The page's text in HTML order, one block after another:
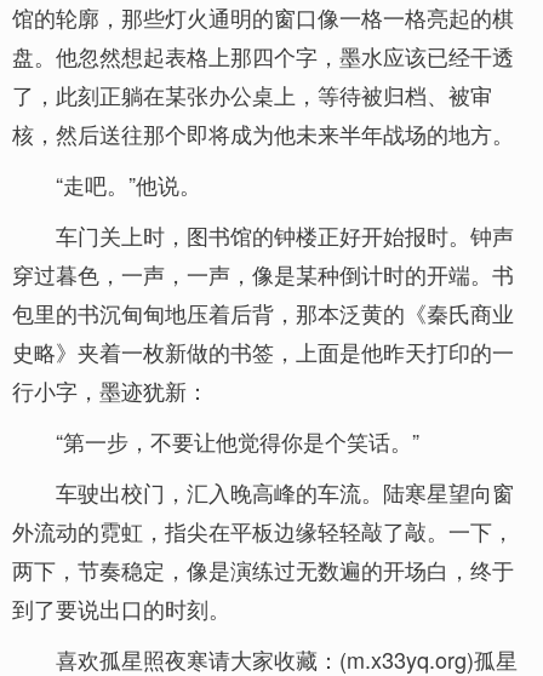
馆的轮廓，那些灯火通明的窗口像一格一格亮起的棋
盘。他忽然想起表格上那四个字，墨水应该已经干透
了，此刻正躺在某张办公桌上，等待被归档、被审
核，然后送往那个即将成为他未来半年战场的地方。
“走吧。”他说。
车门关上时，图书馆的钟楼正好开始报时。钟声
穿过暮色，一声，一声，像是某种倒计时的开端。书
包里的书沉甸甸地压着后背，那本泛黄的《秦氏商业
史略》夹着一枚新做的书签，上面是他昨天打印的一
行小字，墨迹犹新：
“第一步，不要让他觉得你是个笑话。”
车驶出校门，汇入晚高峰的车流。陆寒星望向窗
外流动的霓虹，指尖在平板边缘轻轻敲了敲。一下，
两下，节奏稳定，像是演练过无数遍的开场白，终于
到了要说出口的时刻。
喜欢孤星照夜寒请大家收藏：(m.x33yq.org)孤星